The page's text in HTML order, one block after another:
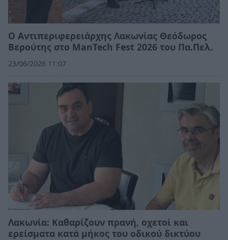
Ο Αντιπεριφερειάρχης Λακωνίας Θεόδωρος
Βερούτης στο ManTech Fest 2026 του Πα.Πελ.
23/06/2026 11:07
Λακωνία: Καθαρίζουν πρανή, οχετοί και
ερείσματα κατά μήκος του οδικού δικτύου